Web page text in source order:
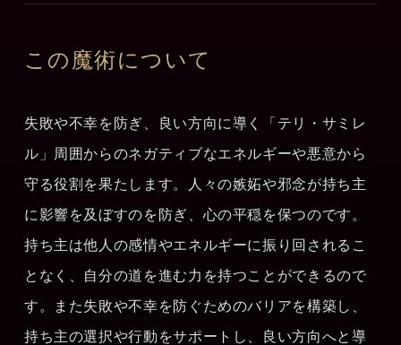
この魔術について
失敗や不幸を防ぎ、良い方向に導く「テリ・サミレ
ル」周囲からのネガティブなエネルギーや悪意から
守る役割を果たします。人々の嫉妬や邪念が持ち主
に影響を及ぼすのを防ぎ、心の平穏を保つのです。
持ち主は他人の感情やエネルギーに振り回されるこ
となく、自分の道を進む力を持つことができるので
す。また失敗や不幸を防ぐためのバリアを構築し、
持ち主の選択や行動をサポートし、良い方向へと導